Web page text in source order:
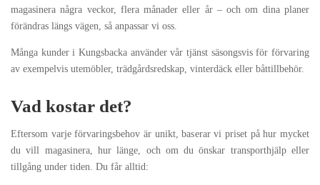
magasinera några veckor, flera månader eller år – och om dina planer
förändras längs vägen, så anpassar vi oss.
Många kunder i Kungsbacka använder vår tjänst säsongsvis för förvaring
av exempelvis utemöbler, trädgårdsredskap, vinterdäck eller båttillbehör.
Vad kostar det?
Eftersom varje förvaringsbehov är unikt, baserar vi priset på hur mycket
du vill magasinera, hur länge, och om du önskar transporthjälp eller
tillgång under tiden. Du får alltid: